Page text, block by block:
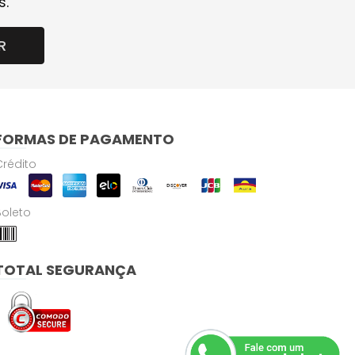
DE PAGAMENTO
SEGURANÇA